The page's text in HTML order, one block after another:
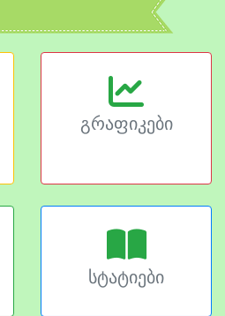
გრაფიკები
სტატიები